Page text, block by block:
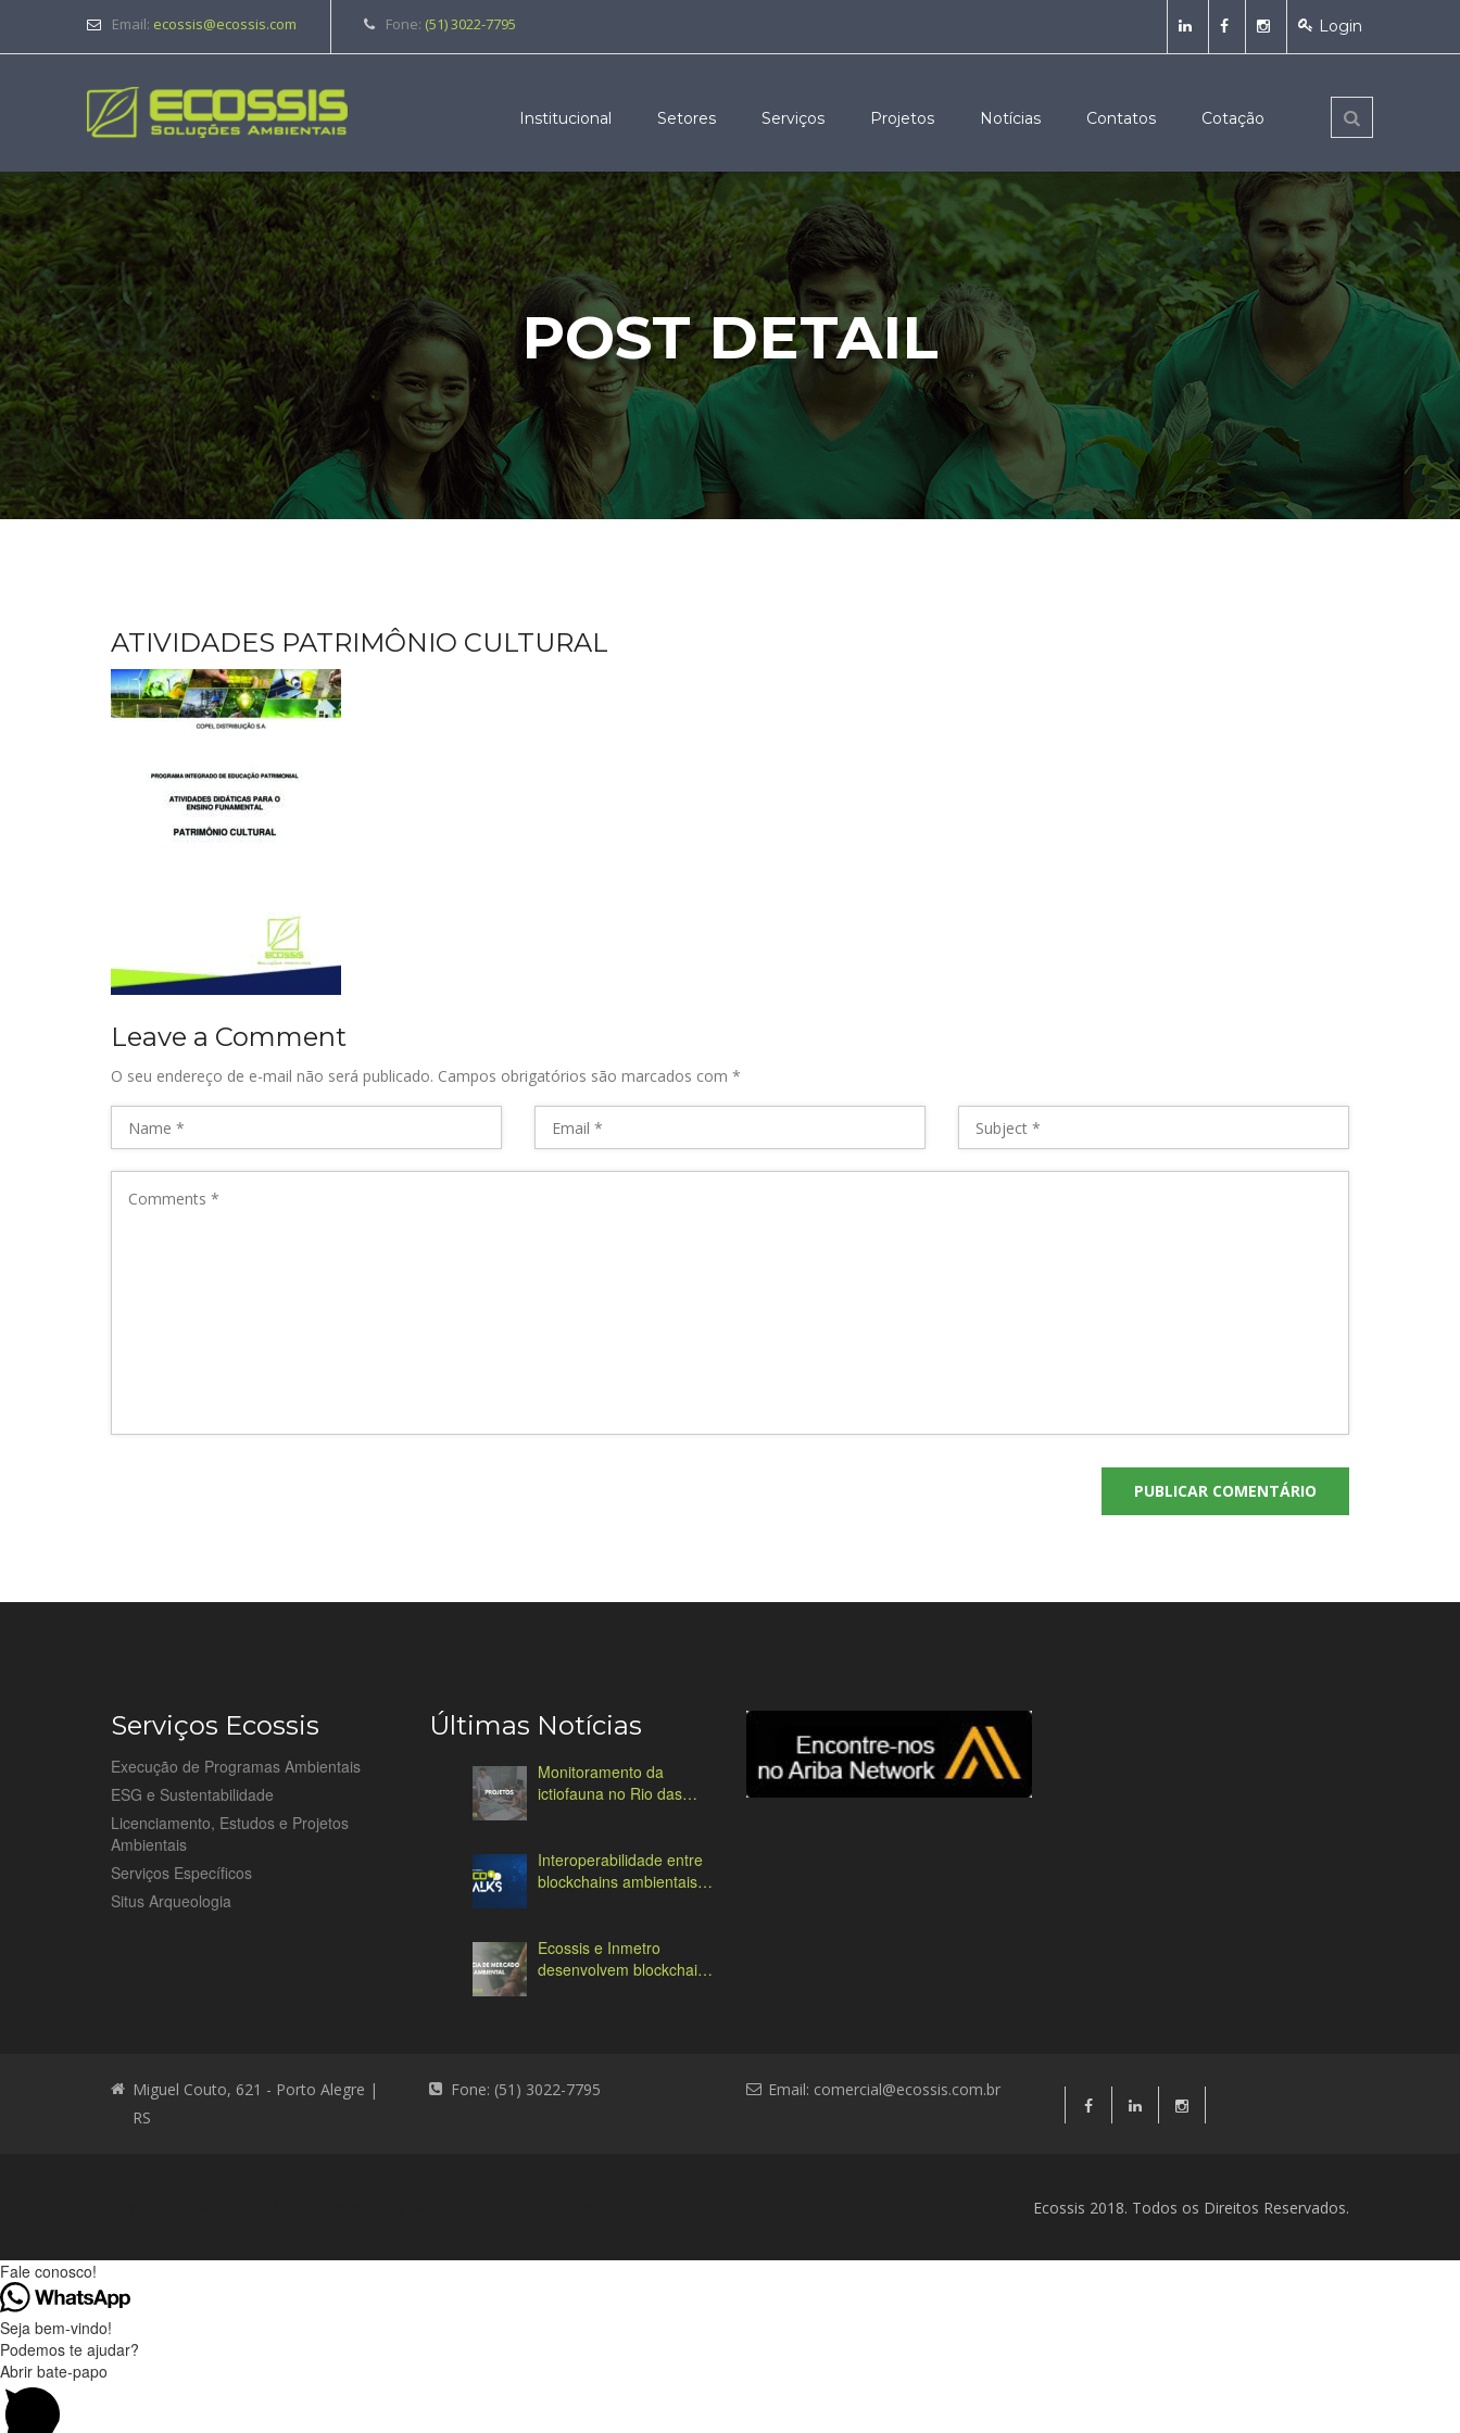
Email: ecossis@ecossis.com Fone: (51) 3022-7795 Login
Institucional Setores Serviços Projetos Notícias Contatos Cotação
POST DETAIL
ATIVIDADES PATRIMÔNIO CULTURAL
Leave a Comment
O seu endereço de e-mail não será publicado. Campos obrigatórios são marcados com *
Serviços Ecossis
Execução de Programas Ambientais
ESG e Sustentabilidade
Licenciamento, Estudos e Projetos
Ambientais
Serviços Específicos
Situs Arqueologia
Últimas Notícias
Monitoramento da
ictiofauna no Rio das
Interoperabilidade entre
blockchains ambientais:
Ecossis e Inmetro
desenvolvem blockchain
Miguel Couto, 621 - Porto Alegre |
RS
Fone: (51) 3022-7795 Email: comercial@ecossis.com.br
Ecossis 2018. Todos os Direitos Reservados.
Fale conosco!
Seja bem-vindo!
Podemos te ajudar?
Abrir bate-papo